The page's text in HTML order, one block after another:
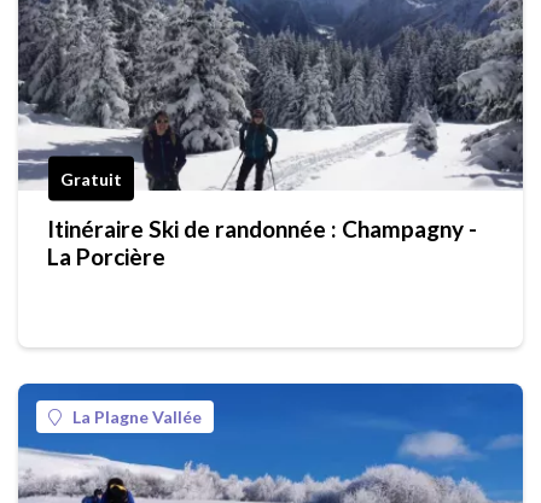
Gratuit
Itinéraire Ski de randonnée : Champagny -
La Porcière
La Plagne Vallée